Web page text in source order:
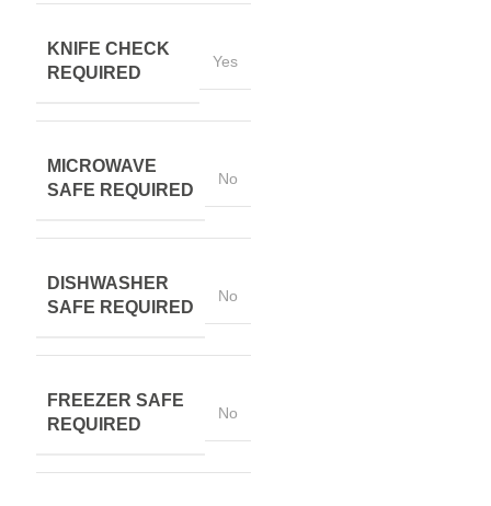
KNIFE CHECK
REQUIRED
Yes
MICROWAVE
SAFE REQUIRED
No
DISHWASHER
SAFE REQUIRED
No
FREEZER SAFE
REQUIRED
No